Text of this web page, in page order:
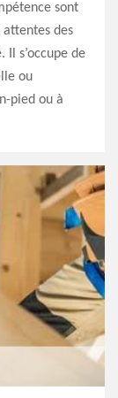
sont
des
s’occupe de
ou
pied ou à